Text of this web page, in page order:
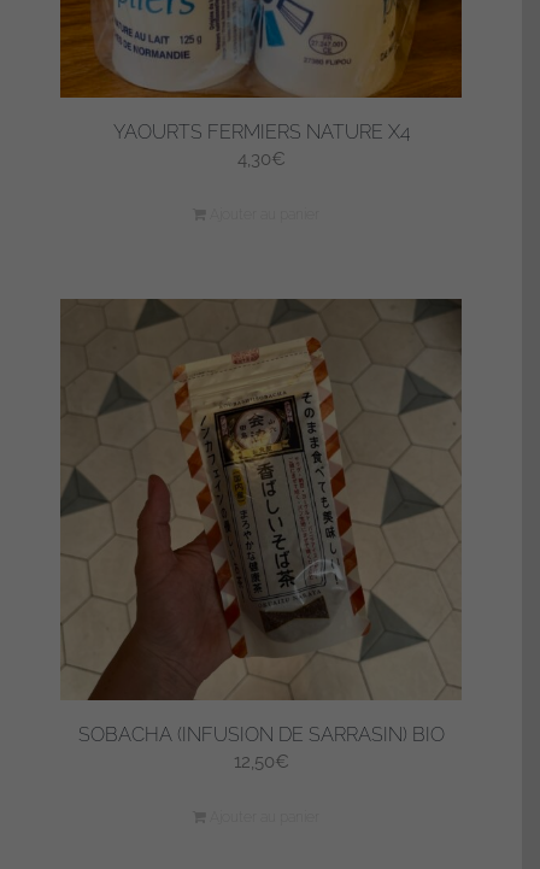
YAOURTS FERMIERS NATURE X4
4,30€
SOBACHA (INFUSION DE SARRASIN) BIO
12,50€